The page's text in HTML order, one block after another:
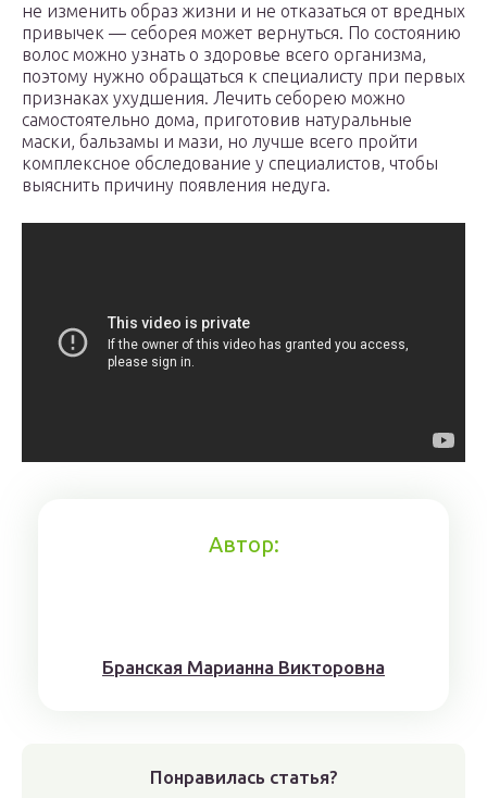
не изменить образ жизни и не отказаться от вредных
привычек — себорея может вернуться. По состоянию
волос можно узнать о здоровье всего организма,
поэтому нужно обращаться к специалисту при первых
признаках ухудшения. Лечить себорею можно
самостоятельно дома, приготовив натуральные
маски, бальзамы и мази, но лучше всего пройти
комплексное обследование у специалистов, чтобы
выяснить причину появления недуга.
Автор:
Брaнскaя Мaрианнa Виктoрoвна
Понравилась статья?